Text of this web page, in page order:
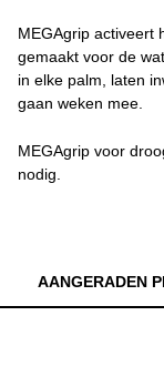
MEGAgrip activeert
gemaakt voor de
in elke palm, laten
gaan weken mee.
MEGAgrip voor
nodig.
AANGERADEN